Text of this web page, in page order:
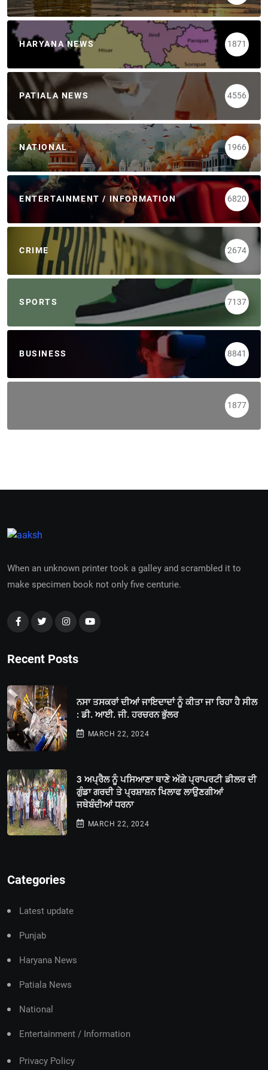
HARYANA NEWS 1871
PATIALA NEWS 4556
NATIONAL 1966
ENTERTAINMENT / INFORMATION 6820
CRIME 2674
SPORTS 7137
BUSINESS 8841
1877
When an unknown printer took a galley and scrambled it to
make specimen book not only five centurie.
Recent Posts
ਨਸਾ ਤਸਕਰਾਂ ਦੀਆਂ ਜਾਇਦਾਦਾਂ ਨੂੰ ਕੀਤਾ ਜਾ ਰਿਹਾ ਹੈ ਸੀਲ
: ਡੀ. ਆਈ. ਜੀ. ਹਰਚਰਨ ਭੁੱਲਰ
MARCH 22, 2024
3 ਅਪ੍ਰੈਲ ਨੂੰ ਪਸਿਆਣਾ ਥਾਣੇ ਅੱਗੇ ਪ੍ਰਾਪਰਟੀ ਡੀਲਰ ਦੀ
ਗੁੰਡਾ ਗਰਦੀ ਤੇ ਪ੍ਰਸ਼ਾਸ਼ਨ ਖਿਲਾਫ ਲਾਉਣਗੀਆਂ
ਜਥੇਬੰਦੀਆਂ ਧਰਨਾ
MARCH 22, 2024
Categories
Latest update
Punjab
Haryana News
Patiala News
National
Entertainment / Information
Privacy Policy